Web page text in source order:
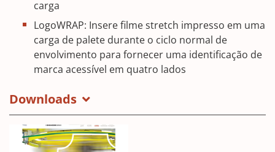
carga
LogoWRAP: Insere filme stretch impresso em uma
carga de palete durante o ciclo normal de
envolvimento para fornecer uma identificação de
marca acessível em quatro lados
Downloads